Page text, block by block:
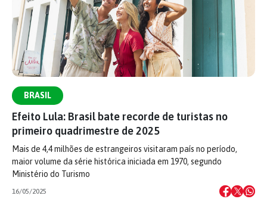
BRASIL
Efeito Lula: Brasil bate recorde de turistas no
primeiro quadrimestre de 2025
Mais de 4,4 milhões de estrangeiros visitaram país no período,
maior volume da série histórica iniciada em 1970, segundo
Ministério do Turismo
16/05/2025